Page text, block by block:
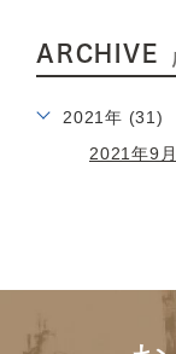
ARCHIVE
2021年 (31)
2021年9